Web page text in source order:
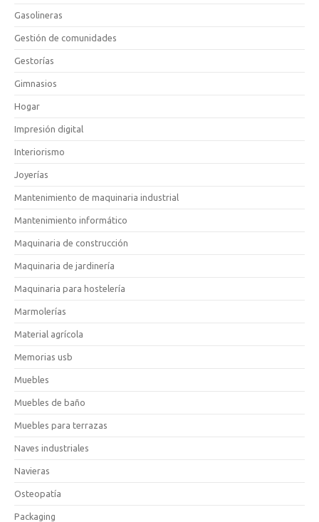
Gasolineras
Gestión de comunidades
Gestorías
Gimnasios
Hogar
Impresión digital
Interiorismo
Joyerías
Mantenimiento de maquinaria industrial
Mantenimiento informático
Maquinaria de construcción
Maquinaria de jardinería
Maquinaria para hostelería
Marmolerías
Material agrícola
Memorias usb
Muebles
Muebles de baño
Muebles para terrazas
Naves industriales
Navieras
Osteopatía
Packaging